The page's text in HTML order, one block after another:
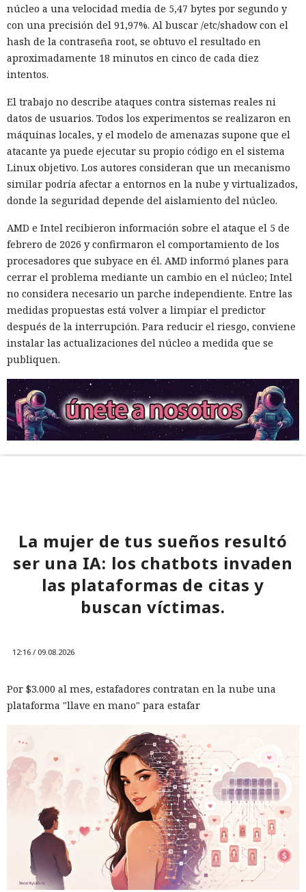
núcleo a una velocidad media de 5,47 bytes por segundo y
con una precisión del 91,97%. Al buscar /etc/shadow con el
hash de la contraseña root, se obtuvo el resultado en
aproximadamente 18 minutos en cinco de cada diez
intentos.
El trabajo no describe ataques contra sistemas reales ni
datos de usuarios. Todos los experimentos se realizaron en
máquinas locales, y el modelo de amenazas supone que el
atacante ya puede ejecutar su propio código en el sistema
Linux objetivo. Los autores consideran que un mecanismo
similar podría afectar a entornos en la nube y virtualizados,
donde la seguridad depende del aislamiento del núcleo.
AMD e Intel recibieron información sobre el ataque el 5 de
febrero de 2026 y confirmaron el comportamiento de los
procesadores que subyace en él. AMD informó planes para
cerrar el problema mediante un cambio en el núcleo; Intel
no considera necesario un parche independiente. Entre las
medidas propuestas está volver a limpiar el predictor
después de la interrupción. Para reducir el riesgo, conviene
instalar las actualizaciones del núcleo a medida que se
publiquen.
La mujer de tus sueños resultó
ser una IA: los chatbots invaden
las plataformas de citas y
buscan víctimas.
12:16 / 09.08.2026
Por $3.000 al mes, estafadores contratan en la nube una
plataforma "llave en mano" para estafar